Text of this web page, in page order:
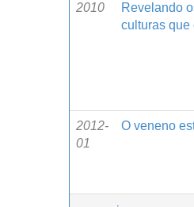
2010
Revelando
culturas que
2012-
01
O veneno